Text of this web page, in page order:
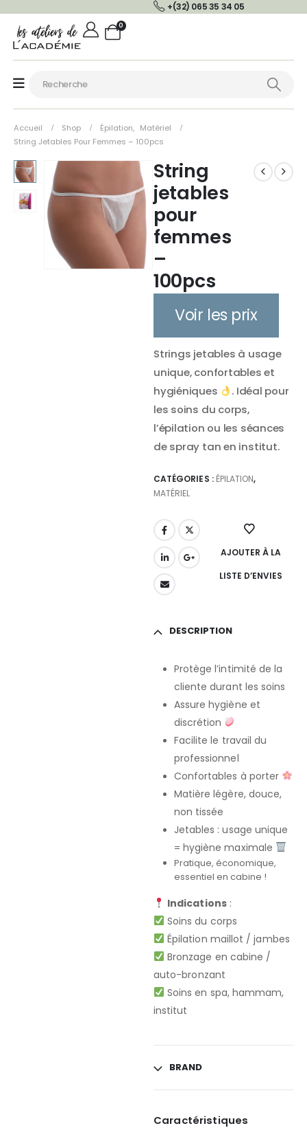
+(32) 065 35 34 05
0
Accueil Shop Épilation, Matériel
String Jetables Pour Femmes – 100pcs
String
jetables
pour
femmes
–
100pcs
Voir les prix
Strings jetables à usage
unique, confortables et
hygiéniques
. Idéal pour
les soins du corps,
l’épilation ou les séances
de spray tan en institut.
CATÉGORIES : ÉPILATION,
MATÉRIEL
AJOUTER À LA
LISTE D’ENVIES
DESCRIPTION
Protège l’intimité de la
cliente durant les soins
Assure hygiène et
discrétion
Facilite le travail du
professionnel
Confortables à porter
Matière légère, douce,
non tissée
Jetables : usage unique
= hygiène maximale
Pratique, économique,
essentiel en cabine !
Indications:
Soins du corps
Épilation maillot / jambes
Bronzage en cabine /
auto-bronzant
Soins en spa, hammam,
institut
BRAND
Caractéristiques